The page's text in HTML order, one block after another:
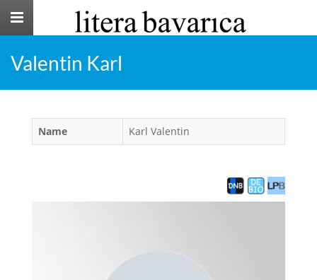
Toggle
Valentin Karl
Name Karl Valentin